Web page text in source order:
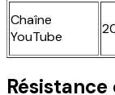
Chaîne
YouTube